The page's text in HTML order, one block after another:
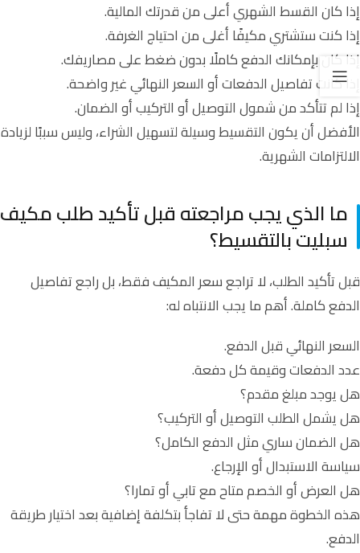
إذا كان القسط الشهري أعلى من قدرتك المالية.
إذا كنت ستشتري مكيفًا أغلى من احتياج الغرفة.
إذا كان بإمكانك الدفع كاملًا بدون ضغط على مصاريفك.
إذا كانت تفاصيل الدفعات أو السعر النهائي غير واضحة.
إذا لم تتأكد من شمول التوصيل أو التركيب أو الضمان.
الأفضل أن يكون التقسيط وسيلة لتسهيل الشراء، وليس سببًا لزيادة
الالتزامات الشهرية.
ما الذي يجب مراجعته قبل تأكيد طلب مكيف
سبليت بالتقسيط؟
قبل تأكيد الطلب، لا تراجع سعر المكيف فقط، بل راجع تفاصيل
الدفع كاملة. أهم ما يجب الانتباه له:
السعر النهائي قبل الدفع.
عدد الدفعات وقيمة كل دفعة.
هل يوجد مبلغ مقدم؟
هل يشمل الطلب التوصيل أو التركيب؟
هل الضمان ساري مثل الدفع الكامل؟
سياسة الاستبدال أو الإرجاع.
هل العرض أو الخصم متاح مع تابي أو تمارا؟
هذه الخطوة مهمة حتى لا تفاجأ بتكلفة إضافية بعد اختيار طريقة
الدفع.